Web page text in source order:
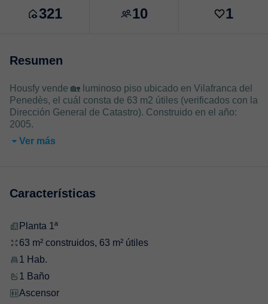
321 10 1
Resumen
Housfy vende 🏡 luminoso piso ubicado en Vilafranca del
Penedès, el cuál consta de 63 m2 útiles (verificados con la
Dirección General de Catastro). Construido en el año:
2005.
Ver más
Características
Planta 1ª
63 m² construidos, 63 m² útiles
1 Hab.
1 Baño
Ascensor